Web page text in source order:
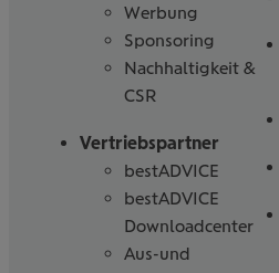
Werbung
Sponsoring
Nachhaltigkeit &
CSR
Vertriebspartner
bestADVICE
bestADVICE
Downloadcenter
Aus-und